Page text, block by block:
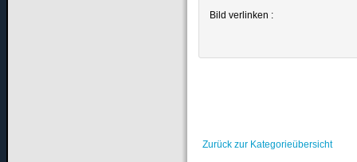
Bild verlinken :
Zurück zur Kategorieübersicht